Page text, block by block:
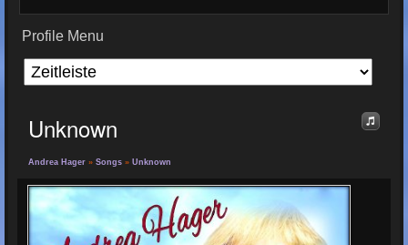
Profile Menu
Unknown
Andrea Hager » Songs » Unknown